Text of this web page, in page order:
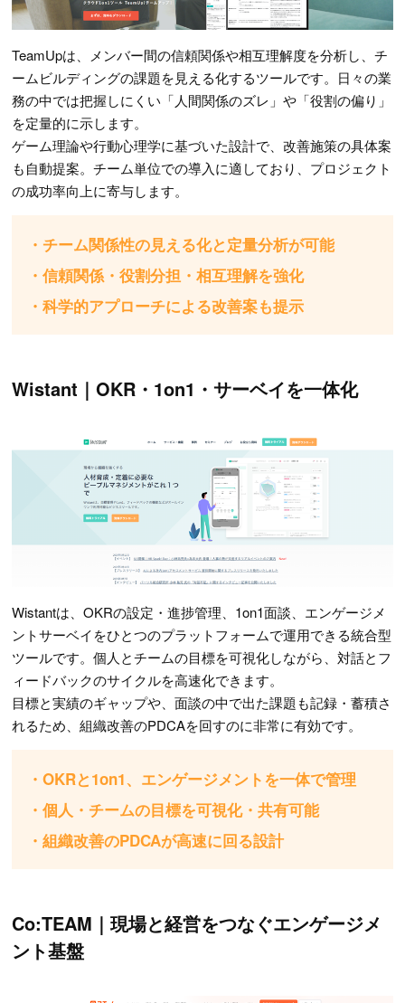
TeamUpは、メンバー間の信頼関係や相互理解度を分析し、チ
ームビルディングの課題を見える化するツールです。日々の業
務の中では把握しにくい「人間関係のズレ」や「役割の偏り」
を定量的に示します。
ゲーム理論や行動心理学に基づいた設計で、改善施策の具体案
も自動提案。チーム単位での導入に適しており、プロジェクト
の成功率向上に寄与します。
・チーム関係性の見える化と定量分析が可能
・信頼関係・役割分担・相互理解を強化
・科学的アプローチによる改善案も提示
Wistant｜OKR・1on1・サーベイを一体化
Wistantは、OKRの設定・進捗管理、1on1面談、エンゲージメ
ントサーベイをひとつのプラットフォームで運用できる統合型
ツールです。個人とチームの目標を可視化しながら、対話とフ
ィードバックのサイクルを高速化できます。
目標と実績のギャップや、面談の中で出た課題も記録・蓄積さ
れるため、組織改善のPDCAを回すのに非常に有効です。
・OKRと1on1、エンゲージメントを一体で管理
・個人・チームの目標を可視化・共有可能
・組織改善のPDCAが高速に回る設計
Co:TEAM｜現場と経営をつなぐエンゲージメ
ント基盤